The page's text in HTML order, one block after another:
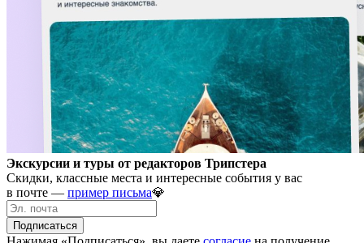
Экскурсии и туры от редакторов Трипстера
Скидки, классные места и интересные события у вас
в почте — пример письма💎
Подписаться